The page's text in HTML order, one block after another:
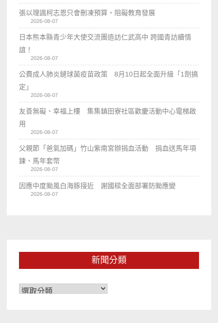
張以理諷柯志恩只會刪凍預算，阻礙教育發展
2026-08-07
日本熊本縣青少年大使交流團造訪仁武高中 跨國青訪續情
誼！
2026-08-07
公費成人肺炎鏈球菌疫苗政策 8月10日起全面升級「1劑搞
定」
2026-08-07
友善無礙、幸福上樓 集集鎮田寮社區歡慶活動中心電梯啟
用
2026-08-07
父親節「爸氣加碼」竹山紫南宮辦捐血活動 捐血送馬年項
鍊、馬年套幣
2026-08-07
因應中度颱風白海豚接近 謝國樑全面部署防颱應變
2026-08-07
新聞分類
新